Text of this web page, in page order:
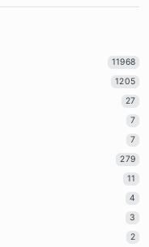
11968
1205
27
7
7
279
11
4
3
2